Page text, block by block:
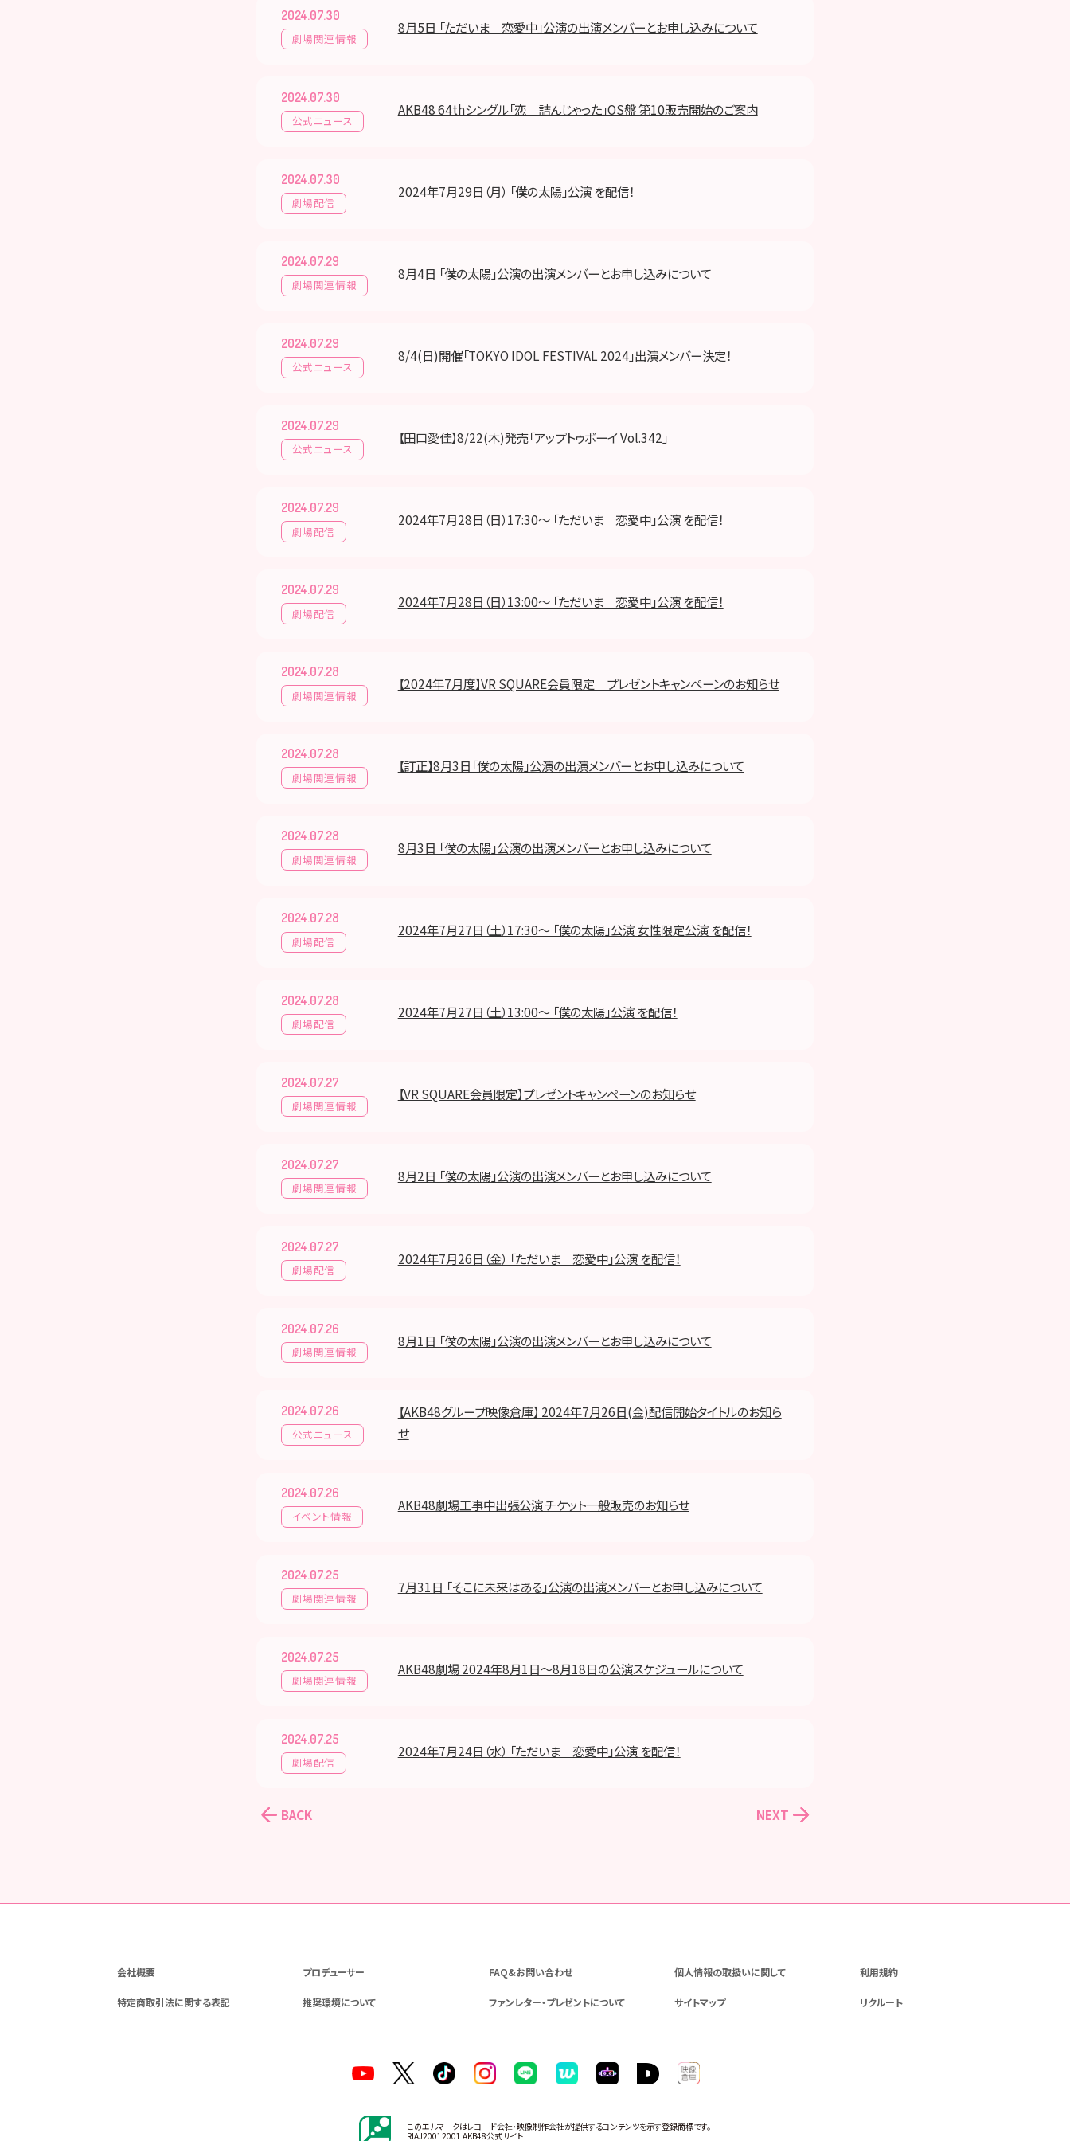
2024.07.30
劇場関連情報
8月5日 「ただいま 恋愛中」公演の出演メンバーとお申し込みについて
2024.07.30
公式ニュース
AKB48 64thシングル「恋 詰んじゃった」OS盤 第10販売開始のご案内
2024.07.30
劇場配信
2024年7月29日（月） 「僕の太陽」公演 を配信！
2024.07.29
劇場関連情報
8月4日 「僕の太陽」公演の出演メンバーとお申し込みについて
2024.07.29
公式ニュース
8/4(日)開催「TOKYO IDOL FESTIVAL 2024」出演メンバー決定！
2024.07.29
公式ニュース
【田口愛佳】8/22(木)発売「アップトゥボーイ Vol.342」
2024.07.29
劇場配信
2024年7月28日（日）17:30～ 「ただいま 恋愛中」公演 を配信！
2024.07.29
劇場配信
2024年7月28日（日）13:00～ 「ただいま 恋愛中」公演 を配信！
2024.07.28
劇場関連情報
【2024年7月度】VR SQUARE会員限定 プレゼントキャンペーンのお知らせ
2024.07.28
劇場関連情報
【訂正】8月3日「僕の太陽」公演の出演メンバーとお申し込みについて
2024.07.28
劇場関連情報
8月3日 「僕の太陽」公演の出演メンバーとお申し込みについて
2024.07.28
劇場配信
2024年7月27日（土）17:30～ 「僕の太陽」公演 女性限定公演 を配信！
2024.07.28
劇場配信
2024年7月27日（土）13:00～ 「僕の太陽」公演 を配信！
2024.07.27
劇場関連情報
【VR SQUARE会員限定】プレゼントキャンペーンのお知らせ
2024.07.27
劇場関連情報
8月2日 「僕の太陽」公演の出演メンバーとお申し込みについて
2024.07.27
劇場配信
2024年7月26日（金） 「ただいま 恋愛中」公演 を配信！
2024.07.26
劇場関連情報
8月1日 「僕の太陽」公演の出演メンバーとお申し込みについて
2024.07.26
公式ニュース
【AKB48グループ映像倉庫】 2024年7月26日(金)配信開始タイトルのお知ら
せ
2024.07.26
イベント情報
AKB48劇場工事中出張公演 チケット一般販売のお知らせ
2024.07.25
劇場関連情報
7月31日 「そこに未来はある」公演の出演メンバーとお申し込みについて
2024.07.25
劇場関連情報
AKB48劇場 2024年8月1日～8月18日の公演スケジュールについて
2024.07.25
劇場配信
2024年7月24日（水） 「ただいま 恋愛中」公演 を配信！
BACK NEXT
会社概要 プロデューサー FAQ&お問い合わせ 個人情報の取扱いに関して 利用規約
特定商取引法に関する表記 推奨環境について ファンレター・プレゼントについて サイトマップ リクルート
このエルマークはレコード会社・映像制作会社が提供するコンテンツを示す登録商標です。
RIAJ20012001 AKB48公式サイト